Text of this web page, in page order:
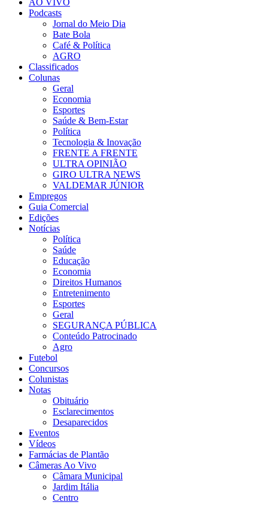
AO VIVO
Podcasts
Jornal do Meio Dia
Bate Bola
Café & Política
AGRO
Classificados
Colunas
Geral
Economia
Esportes
Saúde & Bem-Estar
Política
Tecnologia & Inovação
FRENTE A FRENTE
ULTRA OPINIÃO
GIRO ULTRA NEWS
VALDEMAR JÚNIOR
Empregos
Guia Comercial
Edições
Notícias
Política
Saúde
Educação
Economia
Direitos Humanos
Entretenimento
Esportes
Geral
SEGURANÇA PÚBLICA
Conteúdo Patrocinado
Agro
Futebol
Concursos
Colunistas
Notas
Obituário
Esclarecimentos
Desaparecidos
Eventos
Vídeos
Farmácias de Plantão
Câmeras Ao Vivo
Câmara Municipal
Jardim Itália
Centro